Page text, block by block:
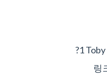
?1
링